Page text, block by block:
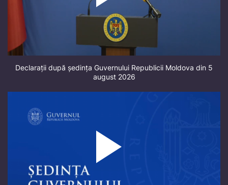
Declarații după ședința Guvernului Republicii Moldova din 5
august 2026